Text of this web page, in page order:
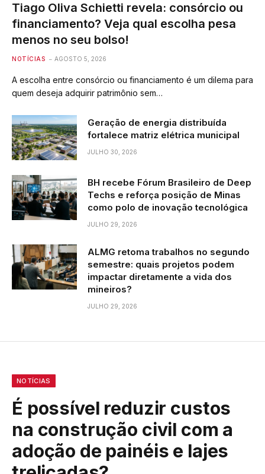
Tiago Oliva Schietti revela: consórcio ou
financiamento? Veja qual escolha pesa
menos no seu bolso!
NOTÍCIAS AGOSTO 5, 2026
A escolha entre consórcio ou financiamento é um dilema para
quem deseja adquirir patrimônio sem…
Geração de energia distribuída
fortalece matriz elétrica municipal
JULHO 30, 2026
BH recebe Fórum Brasileiro de Deep
Techs e reforça posição de Minas
como polo de inovação tecnológica
JULHO 29, 2026
ALMG retoma trabalhos no segundo
semestre: quais projetos podem
impactar diretamente a vida dos
mineiros?
JULHO 29, 2026
NOTÍCIAS
É possível reduzir custos
na construção civil com a
adoção de painéis e lajes